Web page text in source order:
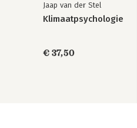
Jaap van der Stel
Klimaatpsychologie
€ 37,50